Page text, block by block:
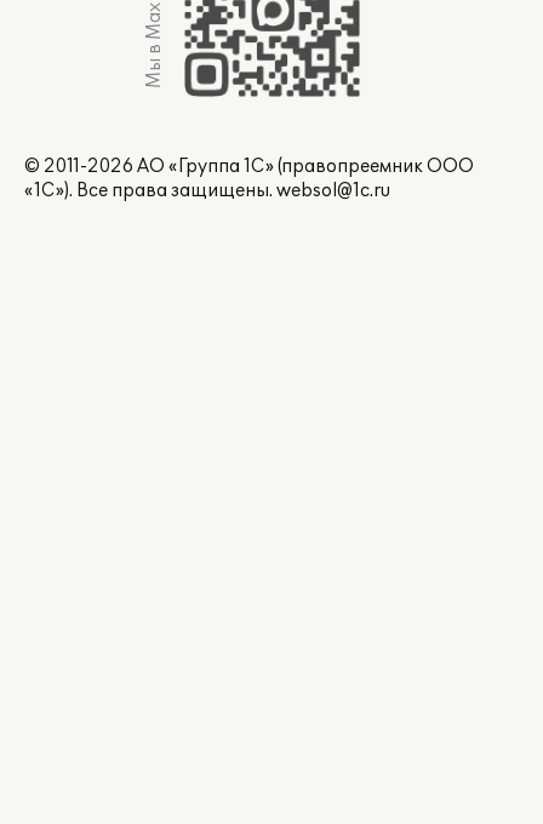
Мы в Max
© 2011-2026 АО «Группа 1С» (правопреемник ООО
«1С»). Все права защищены. websol@1c.ru